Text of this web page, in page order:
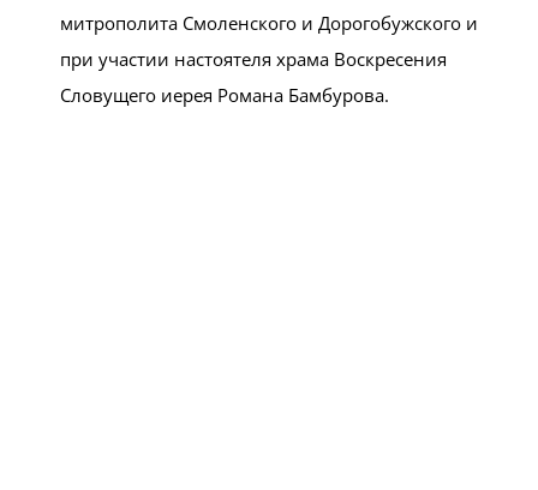
митрополита Смоленского и Дорогобужского и
при участии настоятеля храма Воскресения
Словущего иерея Романа Бамбурова.